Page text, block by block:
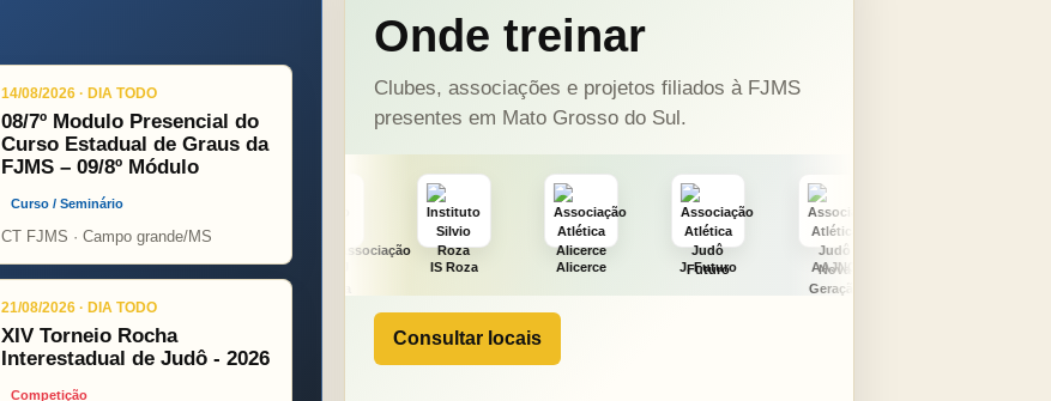
14/08/2026 · DIA TODO
08/7º Modulo Presencial do
Curso Estadual de Graus da
FJMS – 09/8º Módulo
Curso / Seminário
CT FJMS · Campo grande/MS
21/08/2026 · DIA TODO
XIV Torneio Rocha
Interestadual de Judô - 2026
Competição
Onde treinar
Clubes, associações e projetos filiados à FJMS
presentes em Mato Grosso do Sul.
ONÇA PINT PSOPJ Alicerce J. Futuro AAJNG TSURU
Consultar locais